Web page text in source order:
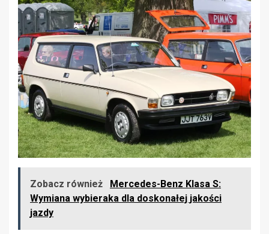
Zobacz również
Mercedes-Benz Klasa S:
Wymiana wybieraka dla doskonałej jakości
jazdy